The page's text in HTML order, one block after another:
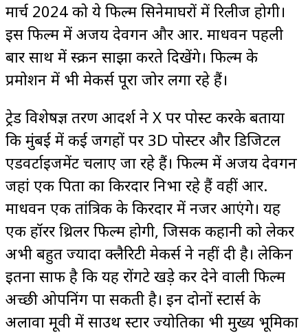
मार्च 2024 को ये फिल्म सिनेमाघरों में रिलीज होगी।
इस फिल्म में अजय देवगन और आर. माधवन पहली
बार साथ में स्क्रीन साझा करते दिखेंगे। फिल्म के
प्रमोशन में भी मेकर्स पूरा जोर लगा रहे हैं।
ट्रेड विशेषज्ञ तरण आदर्श ने X पर पोस्ट करके बताया
कि मुंबई में कई जगहों पर 3D पोस्टर और डिजिटल
एडवर्टाइजमेंट चलाए जा रहे हैं। फिल्म में अजय देवगन
जहां एक पिता का किरदार निभा रहे हैं वहीं आर.
माधवन एक तांत्रिक के किरदार में नजर आएंगे। यह
एक हॉरर थ्रिलर फिल्म होगी, जिसकी कहानी को लेकर
अभी बहुत ज्यादा क्लैरिटी मेकर्स ने नहीं दी है। लेकिन
इतना साफ है कि यह रोंगटे खड़े कर देने वाली फिल्म
अच्छी ओपनिंग पा सकती है। इन दोनों स्टार्स के
अलावा मूवी में साउथ स्टार ज्योतिका भी मुख्य भूमिका